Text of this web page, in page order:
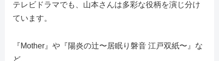
テレビドラマでも、山本さんは多彩な役柄を演じ分け
ています。
『Mother』や『陽炎の辻〜居眠り磐音 江戸双紙〜』な